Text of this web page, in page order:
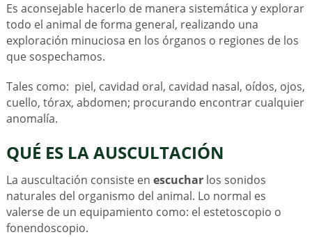
Es aconsejable hacerlo de manera sistemática y explorar
todo el animal de forma general, realizando una
exploración minuciosa en los órganos o regiones de los
que sospechamos.
Tales como: piel, cavidad oral, cavidad nasal, oídos, ojos,
cuello, tórax, abdomen; procurando encontrar cualquier
anomalía.
QUÉ ES LA AUSCULTACIÓN
La auscultación consiste en escucharlos sonidos
naturales del organismo del animal. Lo normal es
valerse de un equipamiento como: el estetoscopio o
fonendoscopio.